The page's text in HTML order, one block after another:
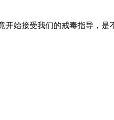
始接受我们的戒毒指导，